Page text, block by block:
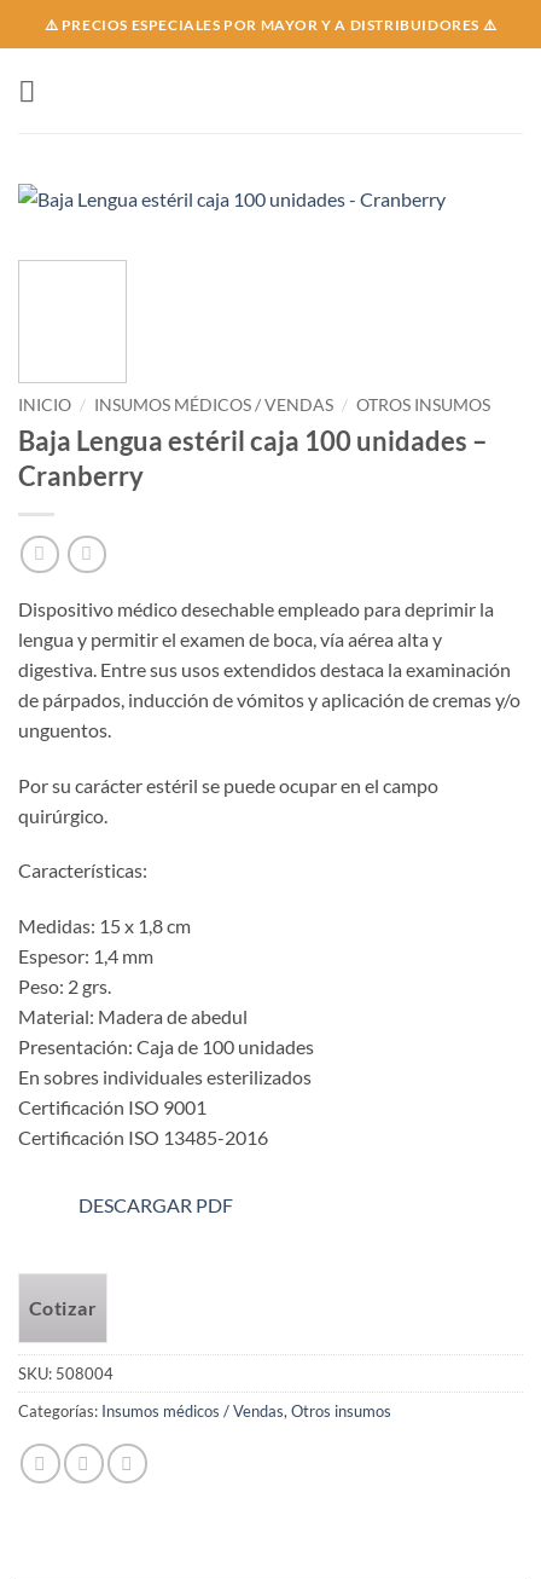
to
⚠️ PRECIOS ESPECIALES POR MAYOR Y A DISTRIBUIDORES ⚠️
INICIO / INSUMOS MÉDICOS / VENDAS / OTROS INSUMOS
Baja Lengua estéril caja 100 unidades –
Cranberry
Dispositivo médico desechable empleado para deprimir la
lengua y permitir el examen de boca, vía aérea alta y
digestiva. Entre sus usos extendidos destaca la examinación
de párpados, inducción de vómitos y aplicación de cremas y/o
unguentos.
Por su carácter estéril se puede ocupar en el campo
quirúrgico.
Características:
Medidas: 15 x 1,8 cm
Espesor: 1,4 mm
Peso: 2 grs.
Material: Madera de abedul
Presentación: Caja de 100 unidades
En sobres individuales esterilizados
Certificación ISO 9001
Certificación ISO 13485-2016
DESCARGAR PDF
Cotizar
SKU: 508004
Categorías: Insumos médicos / Vendas, Otros insumos